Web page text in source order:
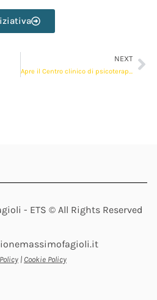
NEXT
Apre il Centro clinico di psicoterapia della Fondazione Massimo Fagioli
- ETS © All Rights Reserved
| Cookie Policy